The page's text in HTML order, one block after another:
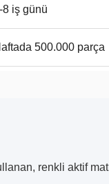
8 iş günü
500.000 parça
renkli aktif